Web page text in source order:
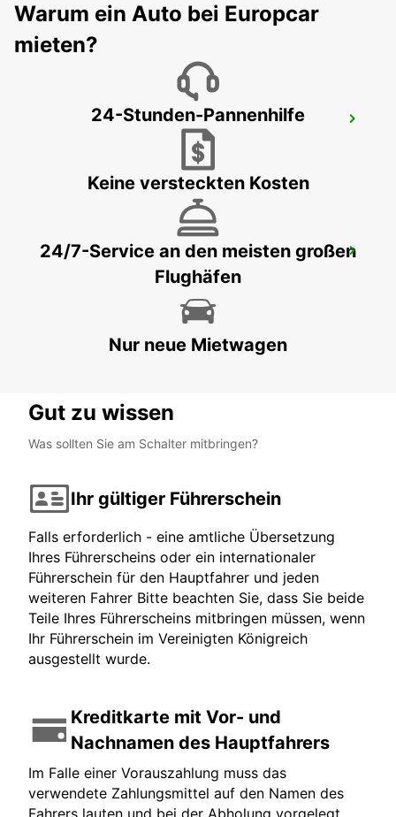
MONT DE MARSAN - FRANCE
PAU MAULEON
PAU UZEIN
Warum ein Auto bei Europcar
mieten?
24-Stunden-Pannenhilfe
Keine versteckten Kosten
24/7-Service an den meisten großen
Flughäfen
Nur neue Mietwagen
Gut zu wissen
Was sollten Sie am Schalter mitbringen?
Ihr gültiger Führerschein
Falls erforderlich - eine amtliche Übersetzung
Ihres Führerscheins oder ein internationaler
Führerschein für den Hauptfahrer und jeden
weiteren Fahrer Bitte beachten Sie, dass Sie beide
Teile Ihres Führerscheins mitbringen müssen, wenn
Ihr Führerschein im Vereinigten Königreich
ausgestellt wurde.
Kreditkarte mit Vor- und
Nachnamen des Hauptfahrers
Im Falle einer Vorauszahlung muss das
verwendete Zahlungsmittel auf den Namen des